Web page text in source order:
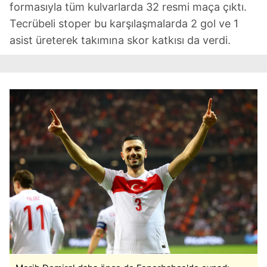
Çerezlere ilişkin tercihlerinizi aşağıda yer alan panel
vasıtasıyla belirleyebilirsiniz. Çerezlere ilişkin detaylı bilgi
için Ayarlar butonuna tıklayabilir, Çerez Bilgilendirme
6698 sayılı Kişisel Verilerin Korunması Kanunu uyarınca
hazırlanmış Aydınlatma Metnimizi okumak ve sitemizde
ilgili mevzuata uygun olarak kullanılan çerezlerle ilgili bilgi
almak için lütfentıklayınız.
formasıyla tüm kulvarlarda 32 resmi maça çıktı.
Tecrübeli stoper bu karşılaşmalarda 2 gol ve 1
asist üreterek takımına skor katkısı da verdi.